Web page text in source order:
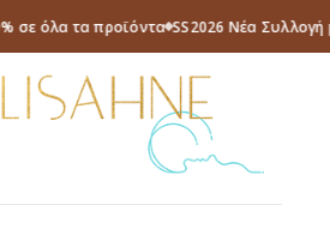
σε όλα τα προϊόντα SS2026 Νέα Συλλογή